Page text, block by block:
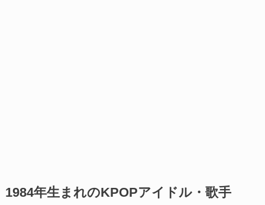
1984年生まれのKPOPアイドル・歌手